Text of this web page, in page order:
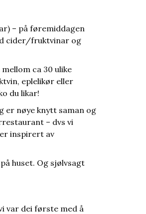
– på føremiddagen
cider/fruktvinar og
ca 30 ulike
eplelikør eller
du likar!
er nøye knytt saman og
– dvs vi
inspirert av
huset. Og sjølvsagt
var dei første med å